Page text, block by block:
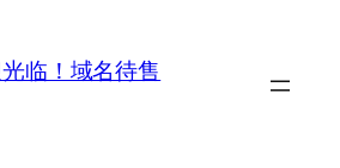
临！域名待售